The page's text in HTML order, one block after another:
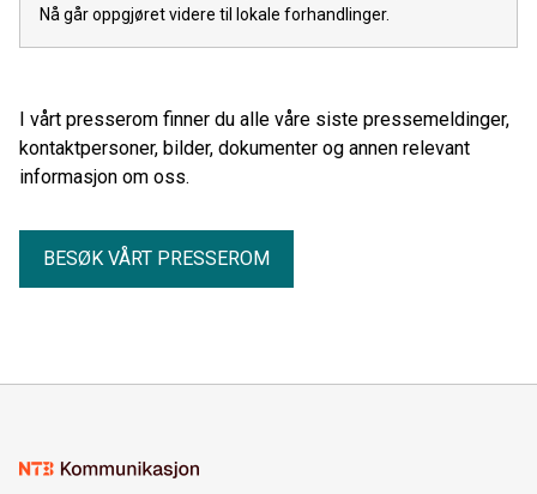
Nå går oppgjøret videre til lokale forhandlinger.
I vårt presserom finner du alle våre siste pressemeldinger,
kontaktpersoner, bilder, dokumenter og annen relevant
informasjon om oss.
BESØK VÅRT PRESSEROM